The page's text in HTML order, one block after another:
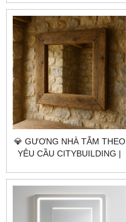
GIÁ GƯƠNG NHÀ TẮM XÃ
BÌNH GIÃ TP.HCM
💎 GƯƠNG NHÀ TẮM THEO
YÊU CẦU CITYBUILDING |
GIÁ GƯƠNG NHÀ TẮM XÃ